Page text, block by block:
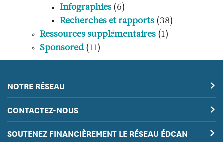
Infographies (6)
Recherches et rapports (38)
Ressources supplémentaires (1)
Sponsored(11)
NOTRE RÉSEAU
CONTACTEZ-NOUS
SOUTENEZ FINANCIÈREMENT LE RÉSEAU ÉDCAN